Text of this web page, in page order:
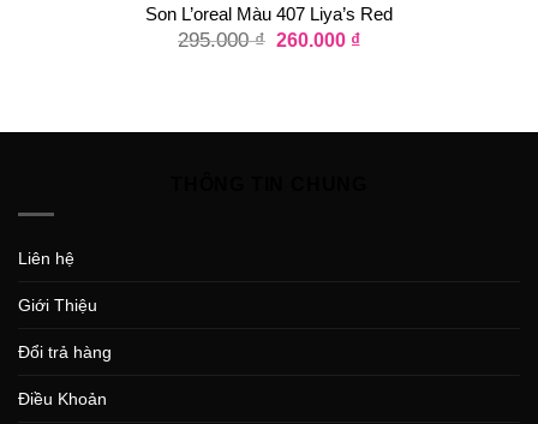
Son L’oreal Màu 407 Liya’s Red
295.000₫ 260.000 ₫
Liên hệ
Giới Thiệu
Đổi trả hàng
Điều Khoản